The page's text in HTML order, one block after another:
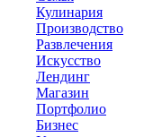
Кулинария
Производство
Развлечения
Искусство
Лендинг
Магазин
Портфолио
Бизнес